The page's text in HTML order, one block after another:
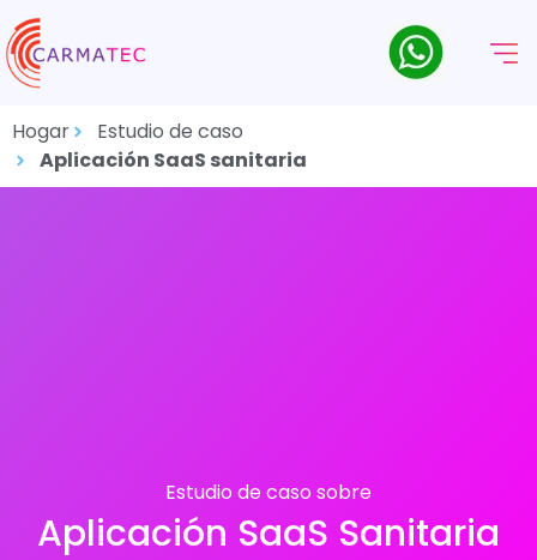
Hogar
Estudio de caso
Aplicación SaaS sanitaria
Estudio de caso sobre
Aplicación SaaS Sanitaria